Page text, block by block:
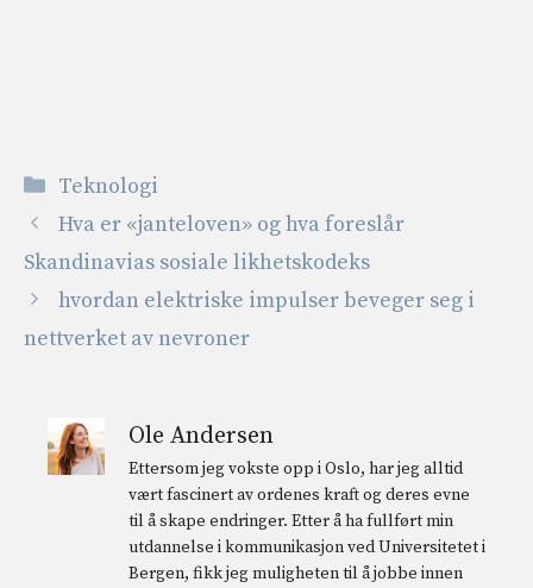
Kategorier
Teknologi
Hva er «janteloven» og hva foreslår
Skandinavias sosiale likhetskodeks
hvordan elektriske impulser beveger seg i
nettverket av nevroner
Ole Andersen
Ettersom jeg vokste opp i Oslo, har jeg alltid
vært fascinert av ordenes kraft og deres evne
til å skape endringer. Etter å ha fullført min
utdannelse i kommunikasjon ved Universitetet i
Bergen, fikk jeg muligheten til å jobbe innen